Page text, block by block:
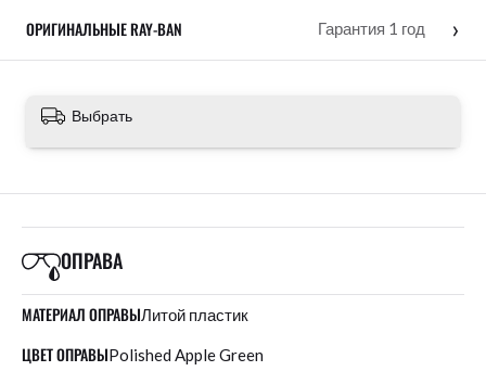
ОРИГИНАЛЬНЫЕ RAY-BAN Гарантия 1 год ›
Выбрать
ОПРАВА
МАТЕРИАЛ ОПРАВЫЛитой пластик
ЦВЕТ ОПРАВЫPolished Apple Green